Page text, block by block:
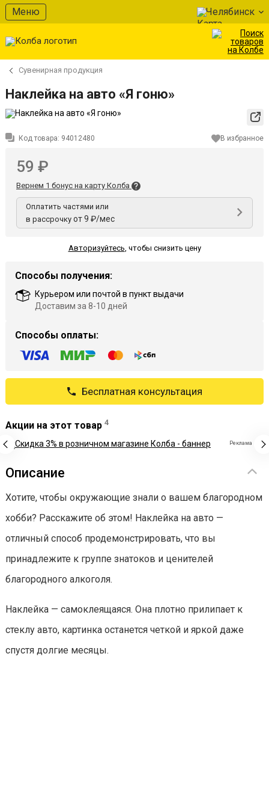
Меню Челябинск
Сувенирная продукция
Наклейка на авто «Я гоню»
Код товара: 94012480 В избранное
59 ₽
Вернем 1 бонус на карту Колба
Оплатить частями или
в рассрочку от 9 ₽/мес
Авторизуйтесь, чтобы снизить цену
Способы получения:
Курьером или почтой в пункт выдачи
Доставим за 8-10 дней
Способы оплаты:
Бесплатная консультация
Акции на этот товар 4
Реклама
Описание
Хотите, чтобы окружающие знали о вашем благородном
хобби? Расскажите об этом! Наклейка на авто —
отличный способ продемонстрировать, что вы
принадлежите к группе знатоков и ценителей
благородного алкоголя.
Наклейка — самоклеящаяся. Она плотно прилипает к
стеклу авто, картинка останется четкой и яркой даже
спустя долгие месяцы.